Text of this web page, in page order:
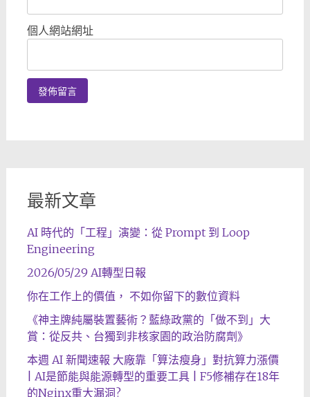
個人網站網址
最新文章
AI 時代的「工程」演變：從 Prompt 到 Loop
Engineering
2026/05/29 AI轉型日報
你在工作上的價值， 不如你留下的數位資料
《神主牌純屬裝置藝術？藍綠政黨的「做不到」大
賞：從反共、台獨到非核家園的政治防腐劑》
本週 AI 新聞速報 大廠靠「算法瘦身」對抗算力漲價
| AI是節能與能源轉型的重要工具 | F5修補存在18年
的Nginx重大漏洞?